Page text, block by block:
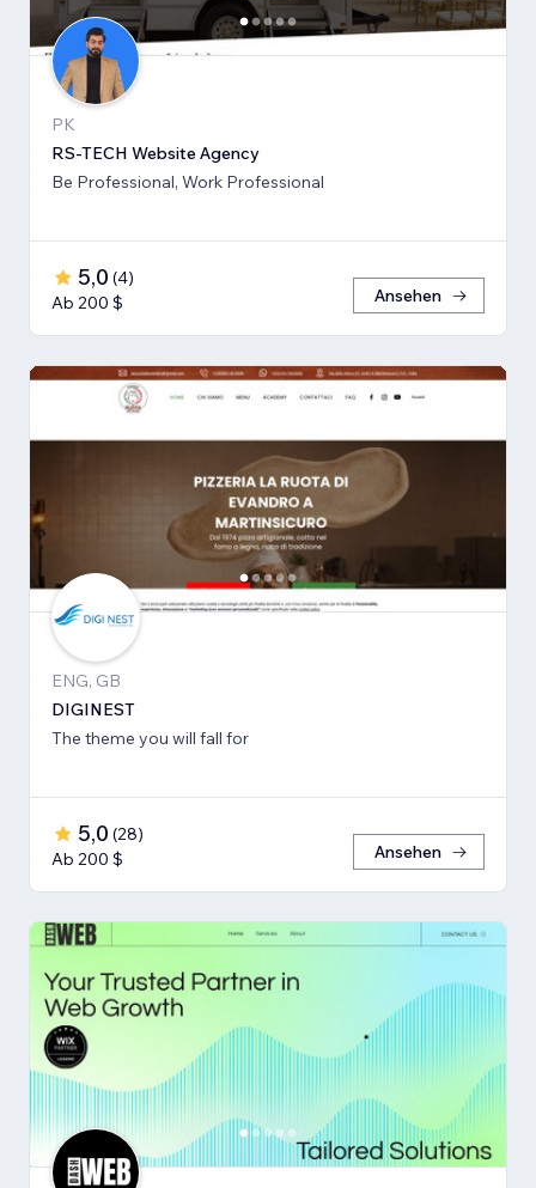
PK
RS-TECH Website Agency
Be Professional, Work Professional
5,0 (4)
Ab 200 $
Ansehen
ENG, GB
DIGINEST
The theme you will fall for
5,0 (28)
Ab 200 $
Ansehen